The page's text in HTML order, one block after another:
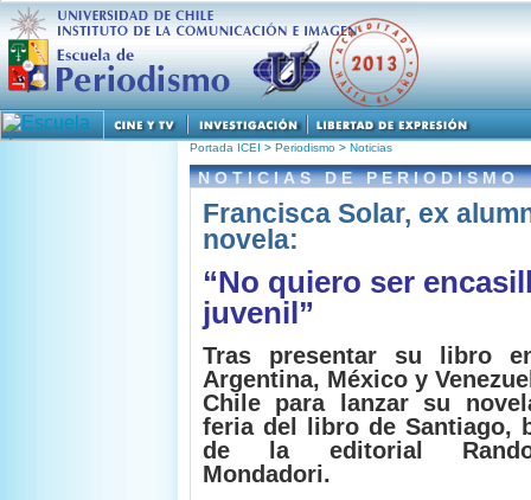
Portada ICEI > Periodismo > Noticias
NOTICIAS DE PERIODISMO
Francisca Solar, ex
novela:
“No quiero ser
juvenil”
Tras presentar su libro
Argentina, México y
Chile para lanzar su
feria del libro de Santiago,
de la editorial
Mondadori.